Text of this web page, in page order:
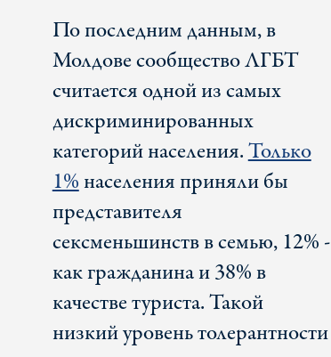
По последним данным, в
Молдове сообщество ЛГБТ
считается одной из самых
дискриминированных
категорий населения.Только
1%населения приняли бы
представителя
сексменьшинств в семью, 12% -
как гражданина и 38% в
качестве туриста. Такой
низкий уровень толерантности